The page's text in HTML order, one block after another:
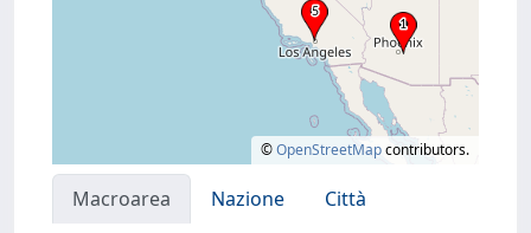
©OpenStreetMapcontributors.
Macroarea Nazione
Città